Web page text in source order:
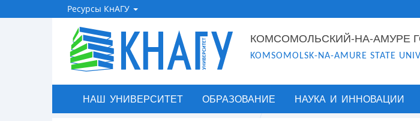
Ресурсы КнАГУ
КОМСОМОЛЬСКИЙ-НА-АМУРЕ
KOMSOMOLSK-NA-AMURE STATE
НАШ УНИВЕРСИТЕТ ОБРАЗОВАНИЕ НАУКА И ИННОВАЦИИ